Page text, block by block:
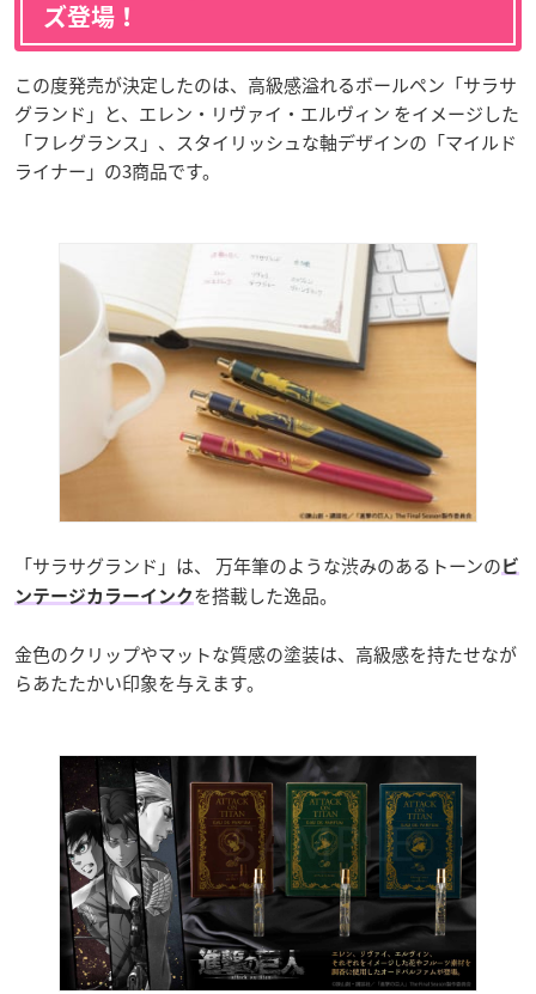
ズ登場！
この度発売が決定したのは、高級感溢れるボールペン「サラサ
グランド」と、エレン・リヴァイ・エルヴィン をイメージした
「フレグランス」、スタイリッシュな軸デザインの「マイルド
ライナー」の3商品です。
「サラサグランド」は、 万年筆のような渋みのあるトーンの ビ
ンテージカラーインク を搭載した逸品。
金色のクリップやマットな質感の塗装は、高級感を持たせなが
らあたたかい印象を与えます。